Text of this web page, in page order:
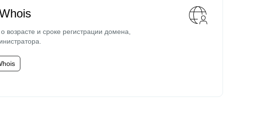
и сроке регистрации домена,